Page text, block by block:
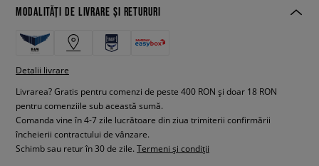
MODALITĂȚI DE LIVRARE ȘI RETURURI
Detalii livrare
Livrarea? Gratis pentru comenzi de peste 400 RON și doar 18 RON
pentru comenziile sub această sumă.
Comanda vine în 4-7 zile lucrătoare din ziua trimiterii confirmării
încheierii contractului de vânzare.
Schimb sau retur în 30 de zile. Termeni și condiții